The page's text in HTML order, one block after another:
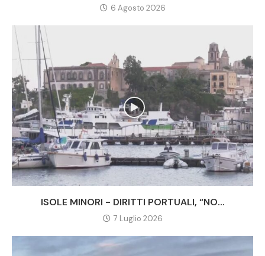
6 Agosto 2026
ISOLE MINORI - DIRITTI PORTUALI, “NO...
7 Luglio 2026